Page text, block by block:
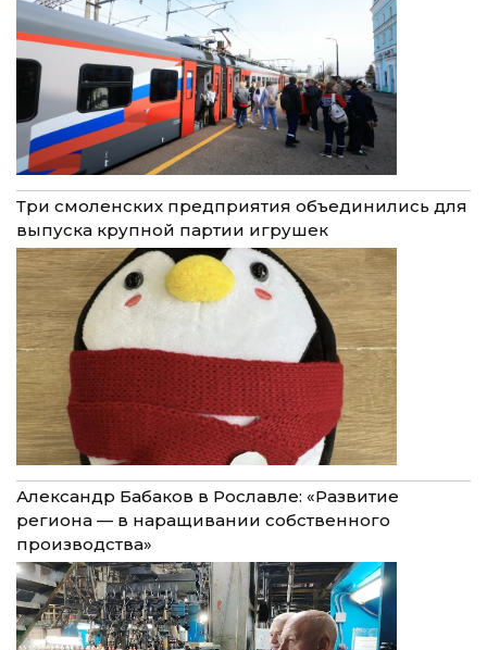
Три смоленских предприятия объединились для
выпуска крупной партии игрушек
Александр Бабаков в Рославле: «Развитие
региона — в наращивании собственного
производства»